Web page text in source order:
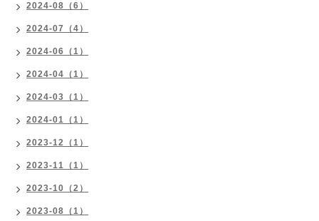
2024-08（6）
2024-07（4）
2024-06（1）
2024-04（1）
2024-03（1）
2024-01（1）
2023-12（1）
2023-11（1）
2023-10（2）
2023-08（1）